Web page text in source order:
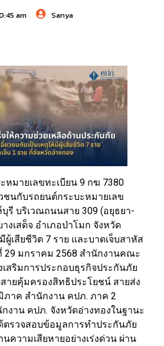
am Sanya
มายเลขทะเบียน 9 กฆ 7380
ชนกับรถยนต์กระบะหมายเลข
รี บริเวณถนนสาย 309 (อยุธยา-
งเสด็จ อำเภอป่าโมก จังหวัด
ผู้เสียชีวิต 7 ราย และบาดเจ็บสาหัส
29 มกราคม 2568 สำนักงานคณะ
สริมการประกอบธุรกิจประกันภัย
ายคุ้มครองสิทธิประโยชน์ สายส่ง
ภาค สำนักงาน คปภ. ภาค 2
งาน คปภ. จังหวัดอ่างทองในฐานะ
ตรวจสอบข้อมูลการทำประกันภัย
ความเสียหายอย่างเร่งด่วน ผ่าน